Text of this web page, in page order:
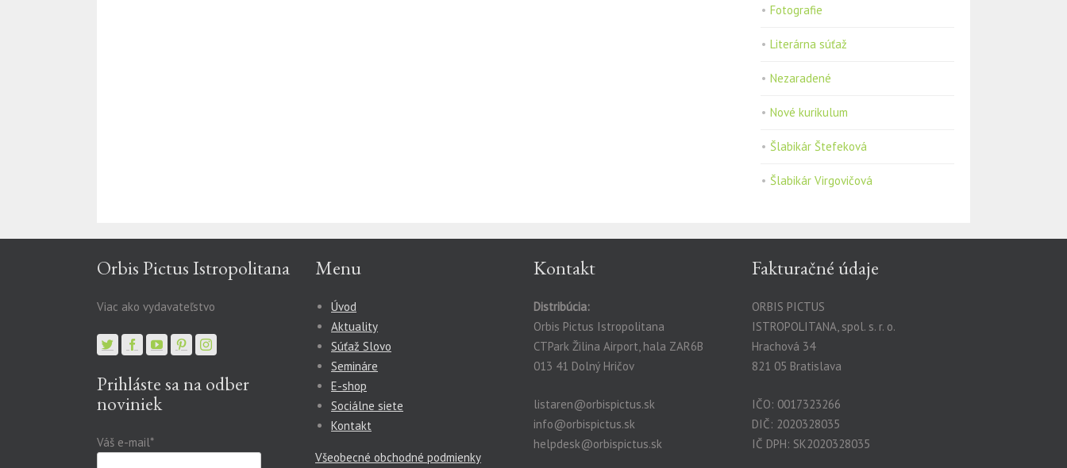
Fotografie
Literárna súťaž
Nezaradené
Nové kurikulum
Šlabikár Štefeková
Šlabikár Virgovičová
Orbis Pictus Istropolitana
Viac ako vydavateľstvo
Prihláste sa na odber
noviniek
Váš e-mail*
Menu
Úvod
Aktuality
Súťaž Slovo
Semináre
E-shop
Sociálne siete
Kontakt
Všeobecné obchodné podmienky
Kontakt
Distribúcia:
Orbis Pictus Istropolitana
CTPark Žilina Airport, hala ZAR6B
013 41 Dolný Hričov
listaren@orbispictus.sk
info@orbispictus.sk
helpdesk@orbispictus.sk
Fakturačné údaje
ORBIS PICTUS
ISTROPOLITANA, spol. s. r. o.
Hrachová 34
821 05 Bratislava
IČO: 0017323266
DIČ: 2020328035
IČ DPH: SK2020328035